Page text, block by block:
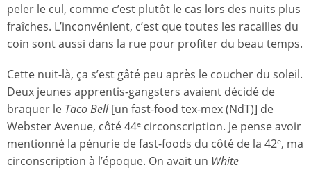
peler le cul, comme c’est plutôt le cas lors des nuits plus
fraîches. L’inconvénient, c’est que toutes les racailles du
coin sont aussi dans la rue pour profiter du beau temps.
Cette nuit-là, ça s’est gâté peu après le coucher du soleil.
Deux jeunes apprentis-gangsters avaient décidé de
braquer le Taco Bell[un fast-food tex-mex (NdT)] de
Webster Avenue, côté 44e circonscription. Je pense avoir
mentionné la pénurie de fast-foods du côté de la 42e, ma
circonscription à l’époque. On avait un White